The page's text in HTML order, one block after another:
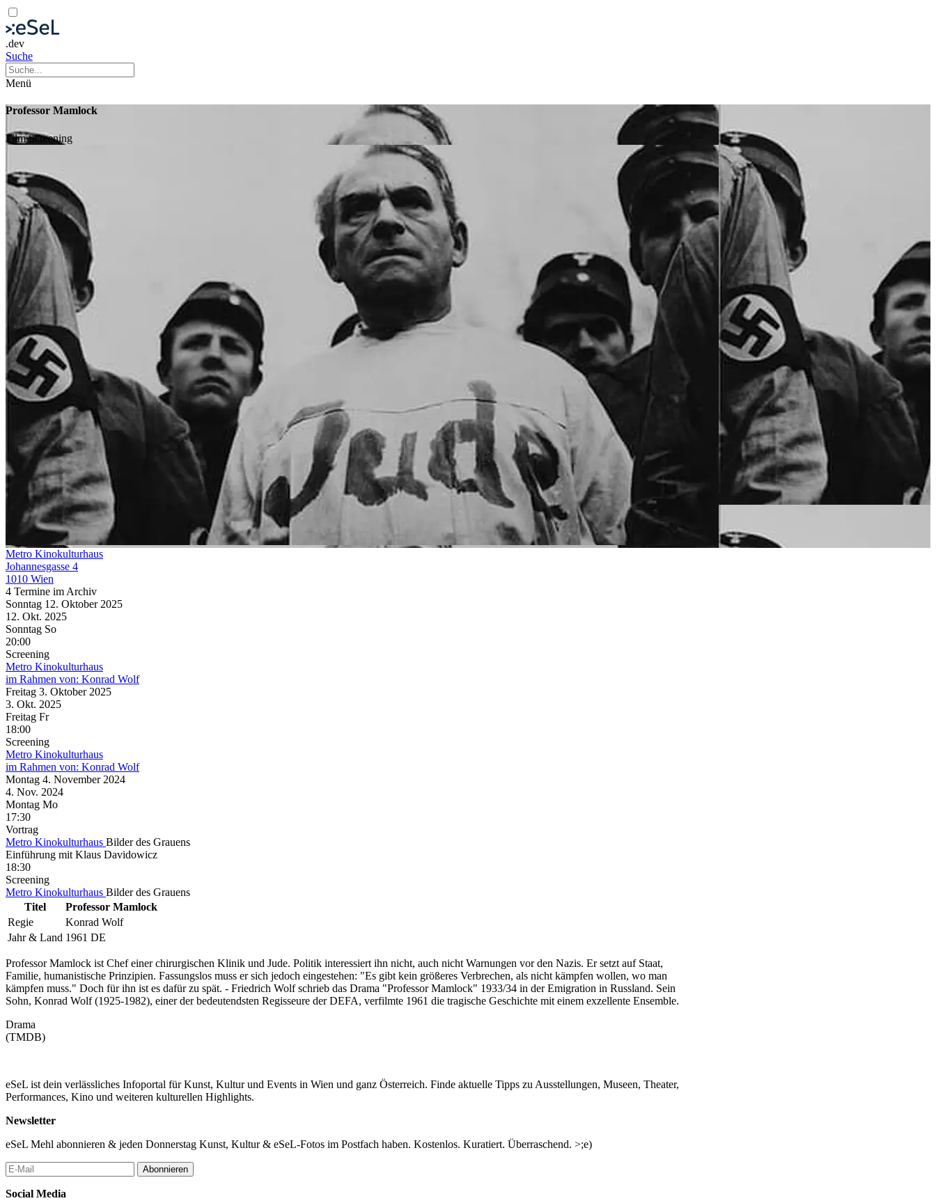
.dev
Suche
Menü
Professor Mamlock
FilmScreening
Metro Kinokulturhaus
Johannesgasse 4
1010 Wien
4 Termine im Archiv
Sonntag 12. Oktober 2025
12. Okt. 2025
Sonntag So
20:00
Screening
Metro Kinokulturhaus
im Rahmen von: Konrad Wolf
Freitag 3. Oktober 2025
3. Okt. 2025
Freitag Fr
18:00
Screening
Metro Kinokulturhaus
im Rahmen von: Konrad Wolf
Montag 4. November 2024
4. Nov. 2024
Montag Mo
17:30
Vortrag
Metro Kinokulturhaus Bilder des Grauens
Einführung mit Klaus Davidowicz
18:30
Screening
Metro Kinokulturhaus Bilder des Grauens
Titel
Professor Mamlock
Regie
Konrad Wolf
Jahr & Land 1961 DE
Professor Mamlock ist Chef einer chirurgischen Klinik und Jude. Politik interessiert ihn nicht, auch nicht Warnungen vor den Nazis. Er setzt auf Staat,
Familie, humanistische Prinzipien. Fassungslos muss er sich jedoch eingestehen: "Es gibt kein größeres Verbrechen, als nicht kämpfen wollen, wo man
kämpfen muss." Doch für ihn ist es dafür zu spät. - Friedrich Wolf schrieb das Drama "Professor Mamlock" 1933/34 in der Emigration in Russland. Sein
Sohn, Konrad Wolf (1925-1982), einer der bedeutendsten Regisseure der DEFA, verfilmte 1961 die tragische Geschichte mit einem exzellente Ensemble.
Drama
(TMDB)
eSeL ist dein verlässliches Infoportal für Kunst, Kultur und Events in Wien und ganz Österreich. Finde aktuelle Tipps zu Ausstellungen, Museen, Theater,
Performances, Kino und weiteren kulturellen Highlights.
Newsletter
eSeL Mehl abonnieren & jeden Donnerstag Kunst, Kultur & eSeL-Fotos im Postfach haben. Kostenlos. Kuratiert. Überraschend. >;e)
Abonnieren
Social Media